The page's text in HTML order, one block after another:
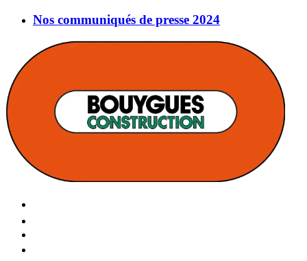
Nos communiqués de presse 2024